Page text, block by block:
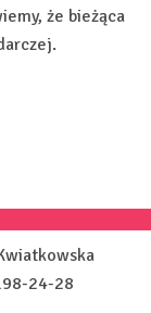
że bieżąca
24-28